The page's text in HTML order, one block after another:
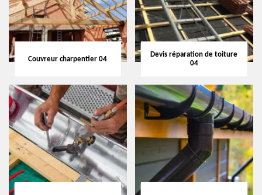
Couvreur charpentier 04
Devis réparation de toiture
04